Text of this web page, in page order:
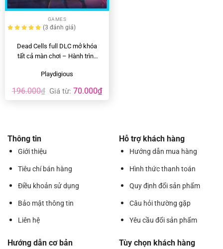
GAMES
(3 đánh giá)
Dead Cells full DLC mở khóa
tất cả màn chơi – Hành trình
Playdigious
196.000₫ Giá từ:70.000₫
Thông tin
Giới thiệu
Tiêu chí bán hàng
Điều khoản sử dụng
Bảo mật thông tin
Liên hệ
Hỗ trợ khách hàng
Hướng dẫn mua hàng
Hình thức thanh toán
Quy định đổi sản phẩm
Câu hỏi thường gặp
Yêu cầu đổi sản phẩm
Hướng dẫn cơ bản Tùy chọn khách hàng